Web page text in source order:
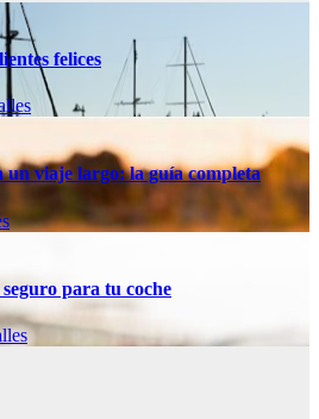
felices
un viaje largo: la guía completa
para tu coche